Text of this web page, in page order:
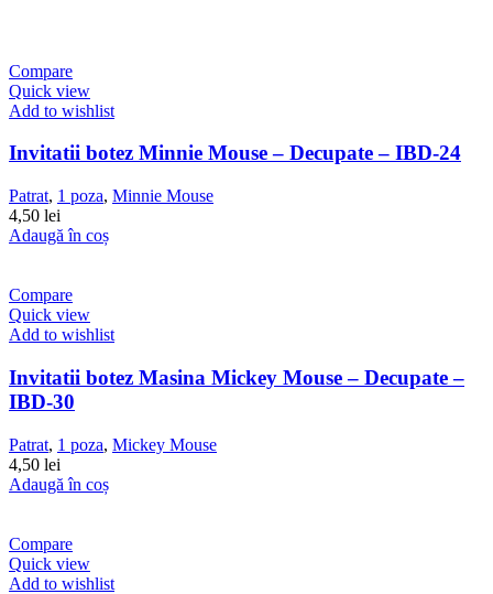
Compare
Quick view
Add to wishlist
Invitatii botez Minnie Mouse – Decupate – IBD-24
Patrat, 1 poza, Minnie Mouse
4,50 lei
Adaugă în coș
Compare
Quick view
Add to wishlist
Invitatii botez Masina Mickey Mouse – Decupate –
IBD-30
Patrat, 1 poza, Mickey Mouse
4,50 lei
Adaugă în coș
Compare
Quick view
Add to wishlist